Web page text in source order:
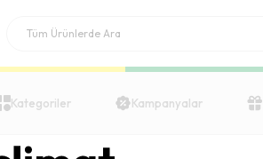
Kategoriler Kampanyalar